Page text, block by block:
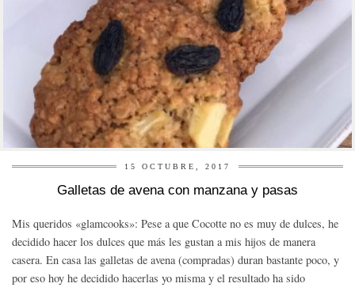
15 OCTUBRE, 2017
Galletas de avena con manzana y pasas
Mis queridos «glamcooks»: Pese a que Cocotte no es muy de dulces, he
decidido hacer los dulces que más les gustan a mis hijos de manera
casera. En casa las galletas de avena (compradas) duran bastante poco, y
por eso hoy he decidido hacerlas yo misma y el resultado ha sido